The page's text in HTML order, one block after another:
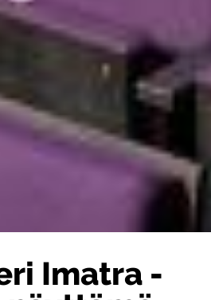
Imat­ra -